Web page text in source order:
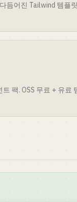
듬어진 Tailwind 템플
팩. OSS 무료 + 유